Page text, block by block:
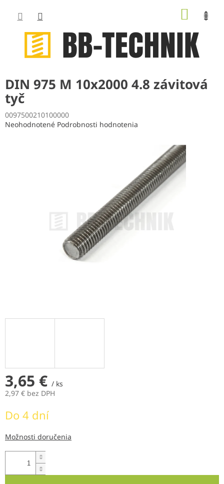
obsah
DIN 975 M 10x2000 4.8 závitová
tyč
0097500210100000
Priemerné
Neohodnotené Podrobnosti hodnotenia
3,65 € / ks
2,97 € bez DPH
cena:
Do 4 dní
Možnosti doručenia